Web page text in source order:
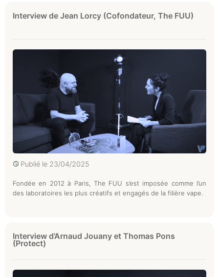
Interview de Jean Lorcy (Cofondateur, The FUU)
Publié le 23/04/2025
Fondée en 2012 à Paris, The FUU s’est imposée comme l’un
des laboratoires les plus créatifs et engagés de la filière vape.
Interview d’Arnaud Jouany et Thomas Pons
(Protect)